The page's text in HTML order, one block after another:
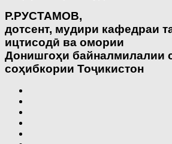
Р.РУСТАМОВ,
дотсент, мудири кафедраи
ицтисодӣ ва омории
Донишгоҳи байналмилалии
соҳибкории Тоҷикистон